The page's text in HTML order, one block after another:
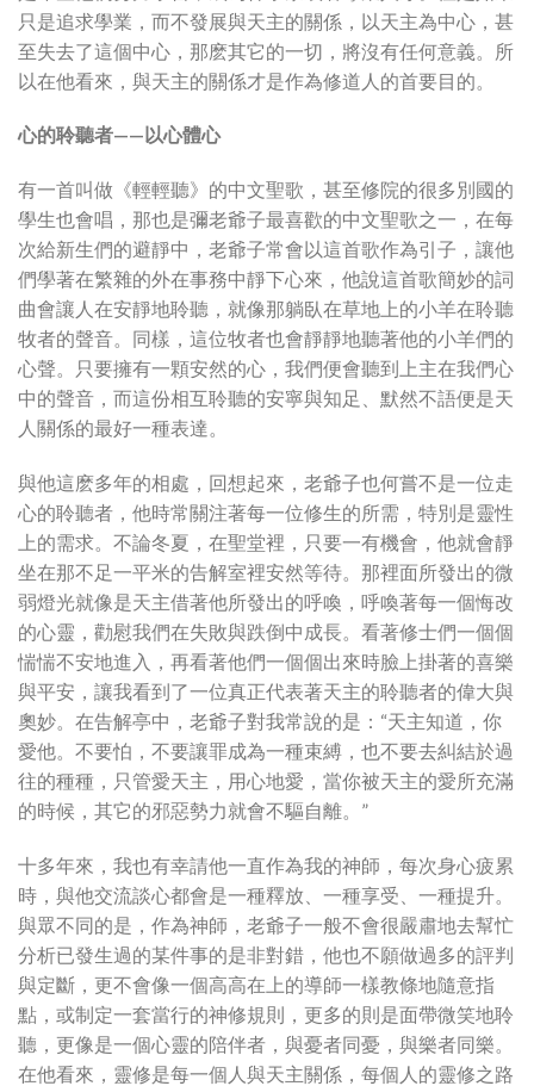
只是追求學業，而不發展與天主的關係，以天主為中心，甚
至失去了這個中心，那麽其它的一切，將沒有任何意義。所
以在他看來，與天主的關係才是作為修道人的首要目的。
心的聆聽者——以心體心
有一首叫做《輕輕聽》的中文聖歌，甚至修院的很多別國的
學生也會唱，那也是彌老爺子最喜歡的中文聖歌之一，在每
次給新生們的避靜中，老爺子常會以這首歌作為引子，讓他
們學著在繁雜的外在事務中靜下心來，他說這首歌簡妙的詞
曲會讓人在安靜地聆聽，就像那躺臥在草地上的小羊在聆聽
牧者的聲音。同樣，這位牧者也會靜靜地聽著他的小羊們的
心聲。只要擁有一顆安然的心，我們便會聽到上主在我們心
中的聲音，而這份相互聆聽的安寧與知足、默然不語便是天
人關係的最好一種表達。
與他這麽多年的相處，回想起來，老爺子也何嘗不是一位走
心的聆聽者，他時常關注著每一位修生的所需，特別是靈性
上的需求。不論冬夏，在聖堂裡，只要一有機會，他就會靜
坐在那不足一平米的告解室裡安然等待。那裡面所發出的微
弱燈光就像是天主借著他所發出的呼喚，呼喚著每一個悔改
的心靈，勸慰我們在失敗與跌倒中成長。看著修士們一個個
惴惴不安地進入，再看著他們一個個出來時臉上掛著的喜樂
與平安，讓我看到了一位真正代表著天主的聆聽者的偉大與
奧妙。在告解亭中，老爺子對我常說的是：“天主知道，你
愛他。不要怕，不要讓罪成為一種束縛，也不要去糾結於過
往的種種，只管愛天主，用心地愛，當你被天主的愛所充滿
的時候，其它的邪惡勢力就會不驅自離。”
十多年來，我也有幸請他一直作為我的神師，每次身心疲累
時，與他交流談心都會是一種釋放、一種享受、一種提升。
與眾不同的是，作為神師，老爺子一般不會很嚴肅地去幫忙
分析已發生過的某件事的是非對錯，他也不願做過多的評判
與定斷，更不會像一個高高在上的導師一樣教條地隨意指
點，或制定一套當行的神修規則，更多的則是面帶微笑地聆
聽，更像是一個心靈的陪伴者，與憂者同憂，與樂者同樂。
在他看來，靈修是每一個人與天主關係，每個人的靈修之路